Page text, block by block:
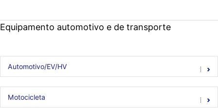
Equipamento automotivo e de transporte
Automotivo/EV/HV
Motocicleta